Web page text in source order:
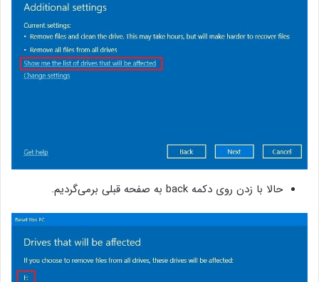
حالا با زدن روی دکمه‌ back به صفحه‌ قبلی برمی‌گردیم.